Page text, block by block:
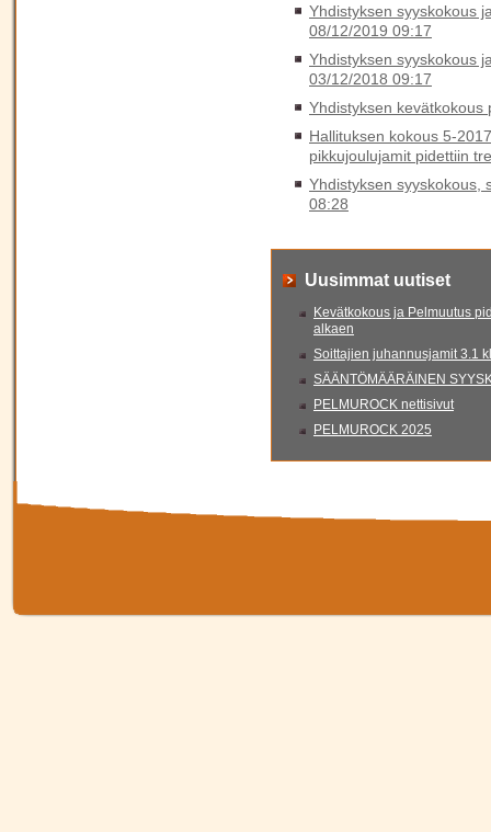
Yhdistyksen syyskokous
08/12/2019 09:17
Yhdistyksen syyskokous
03/12/2018 09:17
Yhdistyksen
Hallituksen kokous 5-
pikkujoulujamit pidettiin
Yhdistyksen syyskokous,
08:28
Uusimmat uutiset
Kevätkokous ja Pelmuutus
alkaen
Soittajien juhannusjamit 3.1
SÄÄNTÖMÄÄRÄINEN
PELMUROCK nettisivut
PELMUROCK 2025